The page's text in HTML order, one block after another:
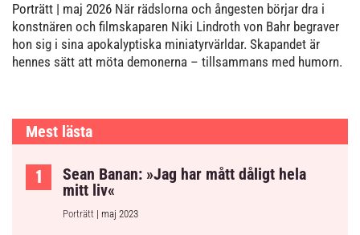
Porträtt | maj 2026 När rädslorna och ångesten börjar dra i
konstnären och filmskaparen Niki Lindroth von Bahr begraver
hon sig i sina apokalyptiska miniatyrvärldar. Skapandet är
hennes sätt att möta demonerna – tillsammans med humorn.
Mest lästa
Sean Banan: »Jag har mått dåligt hela
mitt liv«
Porträtt | maj 2023